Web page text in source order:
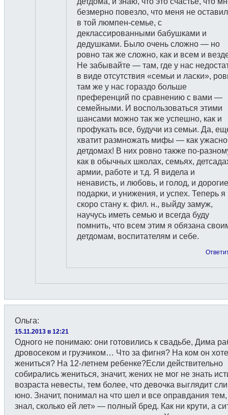
безмерно повезло, что меня не
в той люмпен-семье, с
деклассированными бабушками и
дедушками. Было очень сложно — но
ровно так же сложно, как и всем и
Не забывайте — там, где у нас
в виде отсутствия «семьи и ласки»,
там же у нас гораздо больше
преференций по сравнению с вами —
семейными. И воспользоваться этими
шансами можно так же успешно, как и
профукать все, будучи из семьи. Да,
хватит размножать мифы — как
детдомах! В них ровно также по-
как в обычных школах, семьях,
армии, работе и т.д. Я видела и
ненависть, и любовь, и голод, и дорогие
подарки, и унижения, и успех. Теперь я
скоро стану к. фил. н., выйду замуж,
научусь иметь семью и всегда буду
помнить, что всем этим я обязана
детдомам, воспитателям и себе.
Ольга:
15.11.2013 в 12:21
Одного не понимаю: они готовились к свадьбе, Дима
дровосеком и грузчиком… Что за фигня? На ком он
жениться? На 12-летнем ребенке?Если действительно
собирались жениться, значит, жених не мог не знать
возраста невесты, тем более, что девочка выглядит
юно. Значит, понимал на что шел и все оправдания тем,
знал, сколько ей лет» — полный бред. Как ни крути, а